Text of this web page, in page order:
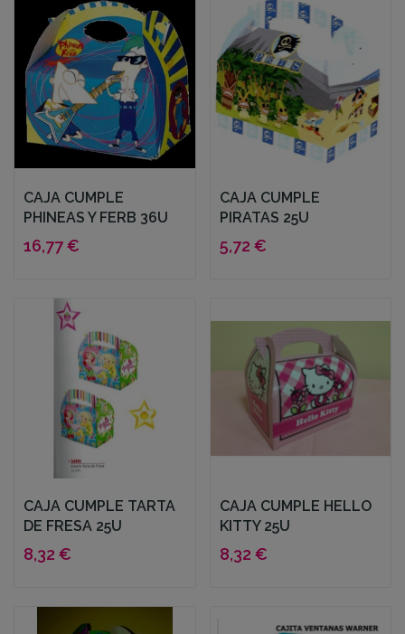
CAJA CUMPLE
PHINEAS Y FERB 36U
16,77 €
CAJA CUMPLE
PIRATAS 25U
5,72 €
CAJA CUMPLE TARTA
DE FRESA 25U
8,32 €
CAJA CUMPLE HELLO
KITTY 25U
8,32 €